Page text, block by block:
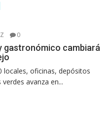
0
gastronómico cambiará
locales, oficinas, depósitos
avanza en...